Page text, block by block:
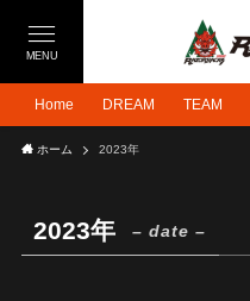
MENU
Home DREAM TEAM
ホーム 2023年
2023年 – date –